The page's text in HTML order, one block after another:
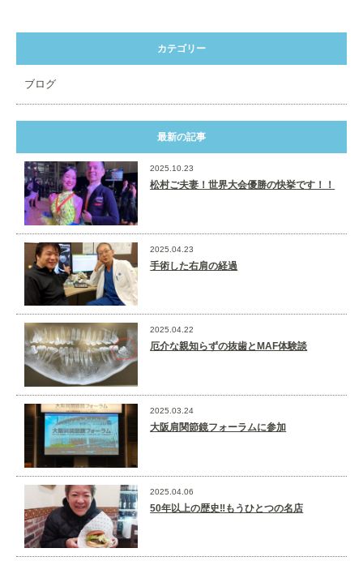
カテゴリー
ブログ
最新の記事
2025.10.23
松村ご夫妻！世界大会優勝の快挙です！！
2025.04.23
手術した右肩の経過
2025.04.22
厄介な親知らずの抜歯とMAF体験談
2025.03.24
大阪肩関節鏡フォーラムに参加
2025.04.06
50年以上の歴史‼️もうひとつの名店